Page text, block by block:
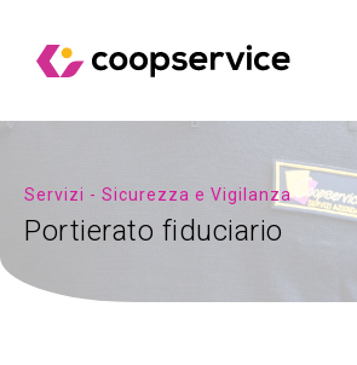
Servizi - Sicurezza e Vigilanza
Portierato fiduciario